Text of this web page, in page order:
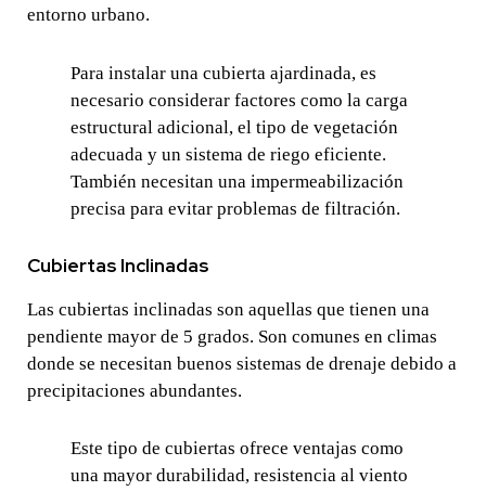
entorno urbano.
Para instalar una cubierta ajardinada, es
necesario considerar factores como la carga
estructural adicional, el tipo de vegetación
adecuada y un sistema de riego eficiente.
También necesitan una impermeabilización
precisa para evitar problemas de filtración.
Cubiertas Inclinadas
Las cubiertas inclinadas son aquellas que tienen una
pendiente mayor de 5 grados. Son comunes en climas
donde se necesitan buenos sistemas de drenaje debido a
precipitaciones abundantes.
Este tipo de cubiertas ofrece ventajas como
una mayor durabilidad, resistencia al viento